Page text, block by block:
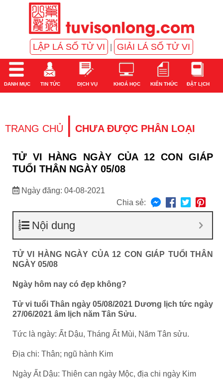
LẬP LÁ SỐ TỬ VI GIẢI LÁ SỐ TỬ VI
DANH MỤC TIN TỨC DỊCH VỤ KHOÁ HỌC KIẾN THỨC ĐẶT LỊCH
TRANG CHỦ | CHƯA ĐƯỢC PHÂN LOẠI
TỬ VI HÀNG NGÀY CỦA 12 CON GIÁP
TUỔI THÂN NGÀY 05/08
Ngày đăng: 04-08-2021
Chia sẻ:
Nội dung
TỬ VI HÀNG NGÀY CỦA 12 CON GIÁP TUỔI THÂN
NGÀY 05/08
Ngày hôm nay có đẹp không?
Tử vi tuổi Thân ngày 05/08/2021 Dương lịch tức ngày
27/06/2021 âm lịch năm Tân Sửu.
Tức là ngày: Ất Dậu, Tháng Ất Mùi, Năm Tân sửu.
Địa chi: Thân; ngũ hành Kim
Ngày Ất Dậu: Thiên can ngày Mộc, địa chi ngày Kim